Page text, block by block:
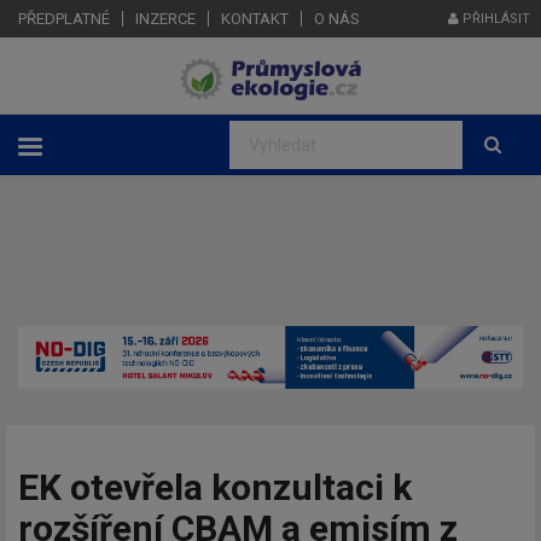
PŘEDPLATNÉ INZERCE KONTAKT O NÁS PŘIHLÁSIT
EK otevřela konzultaci k
rozšíření CBAM a emisím z